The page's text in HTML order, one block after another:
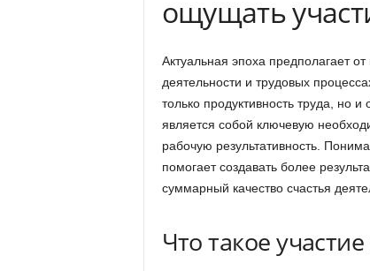
ощущать
Актуальная эпоха предполагает
деятельности и трудовых
только продуктивность труда, но
является собой ключевую
рабочую результативность.
помогает создавать более
суммарный качество счастья
Что такое